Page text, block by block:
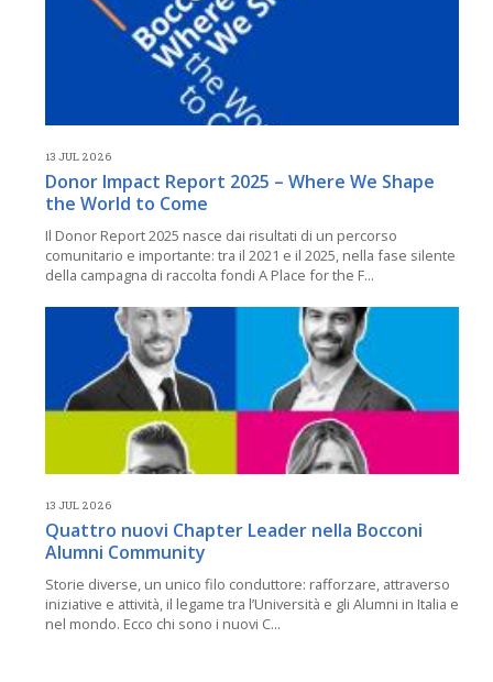
13 JUL 2026
Donor Impact Report 2025 – Where We Shape
the World to Come
Il Donor Report 2025 nasce dai risultati di un percorso
comunitario e importante: tra il 2021 e il 2025, nella fase silente
della campagna di raccolta fondi A Place for the F...
13 JUL 2026
Quattro nuovi Chapter Leader nella Bocconi
Alumni Community
Storie diverse, un unico filo conduttore: rafforzare, attraverso
iniziative e attività, il legame tra l’Università e gli Alumni in Italia e
nel mondo. Ecco chi sono i nuovi C...